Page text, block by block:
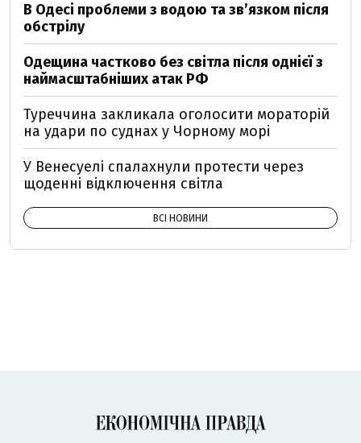
В Одесі проблеми з водою та звʼязком після
обстрілу
Одещина частково без світла після однієї з
наймасштабніших атак РФ
Туреччина закликала оголосити мораторій
на удари по суднах у Чорному морі
У Венесуелі спалахнули протести через
щоденні відключення світла
ВСІ НОВИНИ